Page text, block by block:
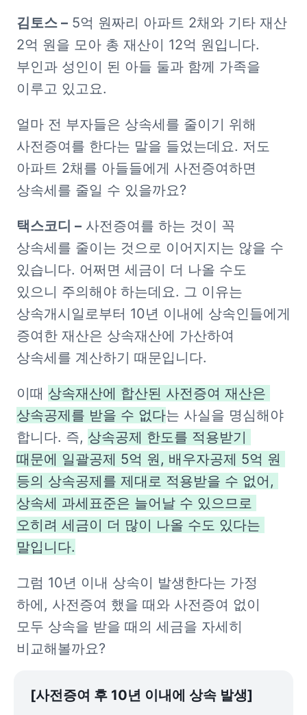
김토스 – 5억 원짜리 아파트 2채와 기타 재산
2억 원을 모아 총 재산이 12억 원입니다.
부인과 성인이 된 아들 둘과 함께 가족을
이루고 있고요.
얼마 전 부자들은 상속세를 줄이기 위해
사전증여를 한다는 말을 들었는데요. 저도
아파트 2채를 아들들에게 사전증여하면
상속세를 줄일 수 있을까요?
​택스코디 – 사전증여를 하는 것이 꼭
상속세를 줄이는 것으로 이어지지는 않을 수
있습니다. 어쩌면 세금이 더 나올 수도
있으니 주의해야 하는데요. 그 이유는
상속개시일로부터 10년 이내에 상속인들에게
증여한 재산은 상속재산에 가산하여
상속세를 계산하기 때문입니다.
이때 상속재산에 합산된 사전증여 재산은
상속공제를 받을 수 없다는 사실을 명심해야
합니다. 즉, 상속공제 한도를 적용받기
때문에 일괄공제 5억 원, 배우자공제 5억 원
등의 상속공제를 제대로 적용받을 수 없어,
상속세 과세표준은 늘어날 수 있으므로
오히려 세금이 더 많이 나올 수도 있다는
말입니다.
그럼 10년 이내 상속이 발생한다는 가정
하에, 사전증여 했을 때와 사전증여 없이
모두 상속을 받을 때의 세금을 자세히
비교해볼까요?
[사전증여 후 10년 이내에 상속 발생]